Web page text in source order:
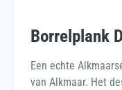
Borrelplank
Een echte
van Alkmaar. Het